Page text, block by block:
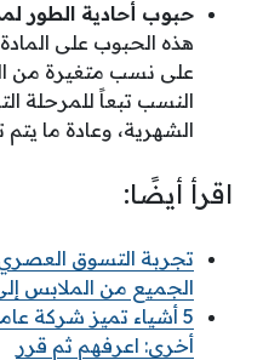
حبوب أحادية الطور لمدة 21 يوماً
هذه الحبوب على
على نسب متغيرة من
النسب تبعاً للمرحلة
الشهرية، وعادة ما يتم
اقرأ أيضًا:
تجربة التسوق
الجميع من الملابس
5 أشياء تميز شركة
أخرى: اعرفهم ثم قرر